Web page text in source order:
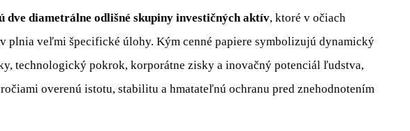
dve diametrálne odlišné skupiny investičných aktív, ktoré v očiach
plnia veľmi špecifické úlohy. Kým cenné papiere symbolizujú dynamický
technologický pokrok, korporátne zisky a inovačný potenciál ľudstva,
overenú istotu, stabilitu a hmatateľnú ochranu pred znehodnotením